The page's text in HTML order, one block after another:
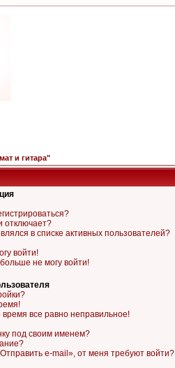
и гитара"
отключает?
в списке активных пользователей?
войти!
не могу войти!
все равно неправильное!
под своим именем?
e-mail», от меня требуют войти?